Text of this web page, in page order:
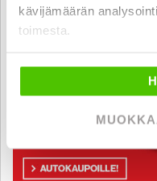
kävijämäärän
toimesta.